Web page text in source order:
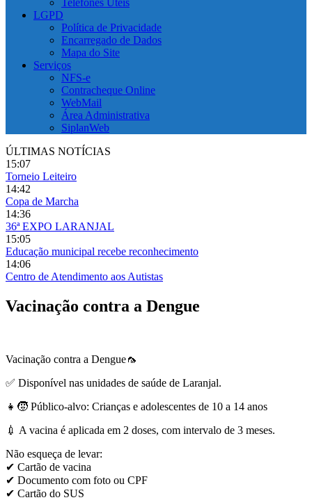
Telefones Úteis
LGPD
Política de Privacidade
Encarregado de Dados
Mapa do Site
Serviços
NFS-e
Contracheque Online
WebMail
Área Administrativa
SiplanWeb
ÚLTIMAS NOTÍCIAS
15:07
Torneio Leiteiro
14:42
Copa de Marcha
14:36
36ª EXPO LARANJAL
15:05
Educação municipal recebe reconhecimento
14:06
Centro de Atendimento aos Autistas
Vacinação contra a Dengue
Vacinação contra a Dengue🦟
✅ Disponível nas unidades de saúde de Laranjal.
👧🧒 Público-alvo: Crianças e adolescentes de 10 a 14 anos
💉 A vacina é aplicada em 2 doses, com intervalo de 3 meses.
Não esqueça de levar:
✔ Cartão de vacina
✔ Documento com foto ou CPF
✔ Cartão do SUS